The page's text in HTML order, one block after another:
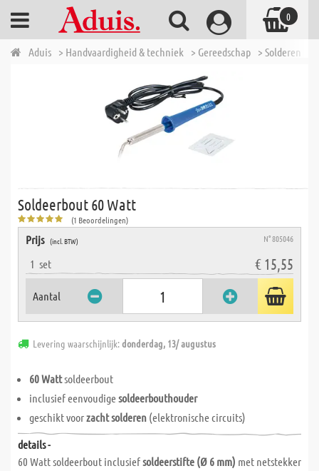
Aduis > Handvaardigheid & techniek > Gereedschap > Solderen
Soldeerbout 60 Watt
(1 Beoordelingen)
Prijs (incl. BTW) N° 805046
1 set € 15,55
Aantal
Levering waarschijnlijk:donderdag, 13/ augustus
60 Wattsoldeerbout
inclusief eenvoudigesoldeerbouthouder
geschikt voorzacht solderen (elektronische circuits)
details -
60 Watt soldeerbout inclusiefsoldeerstifte (Ø 6 mm) met netstekker
0